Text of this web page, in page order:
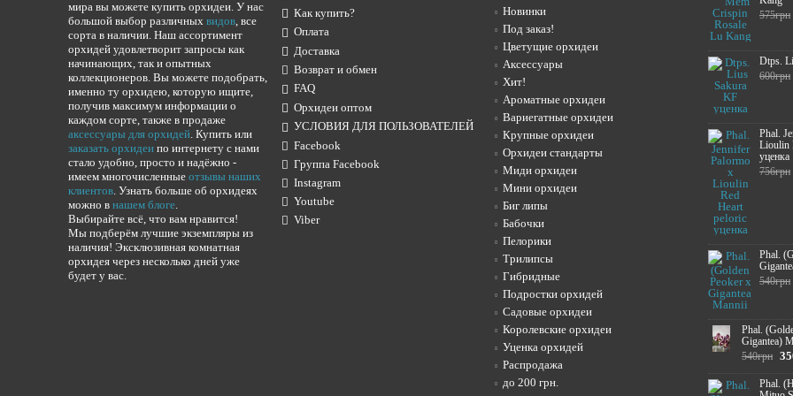
мира вы можете купить орхидеи. У нас
большой выбор различных видов, все
сорта в наличии. Наш ассортимент
орхидей удовлетворит запросы как
начинающих, так и опытных
коллекционеров. Вы можете подобрать,
именно ту орхидею, которую ищите,
получив максимум информации о
каждом сорте, также в продаже
аксессуары для орхидей. Купить или
заказать орхидеи по интернету с нами
стало удобно, просто и надёжно -
имеем многочисленные отзывы наших
клиентов. Узнать больше об орхидеях
можно в нашем блоге.
Выбирайте всё, что вам нравится!
Мы подберём лучшие экземпляры из
наличия! Эксклюзивная комнатная
орхидея через несколько дней уже
будет у вас.
Как купить?
Оплата
Доставка
Возврат и обмен
FAQ
Орхидеи оптом
УСЛОВИЯ ДЛЯ ПОЛЬЗОВАТЕЛЕЙ
Facebook
Группа Facebook
Instagram
Youtube
Viber
Новинки
Под заказ!
Цветущие орхидеи
Аксессуары
Хит!
Ароматные орхидеи
Вариегатные орхидеи
Крупные орхидеи
Орхидеи стандарты
Миди орхидеи
Мини орхидеи
Биг липы
Бабочки
Пелорики
Трилипсы
Гибридные
Подростки орхидей
Садовые орхидеи
Королевские орхидеи
Уценка орхидей
Распродажа
до 200 грн.
575грн
Dtps.
600грн
Phal.
Lioulin
уценка
756грн
Phal.
540грн
Phal.
Gigantea)
540грн
Phal.